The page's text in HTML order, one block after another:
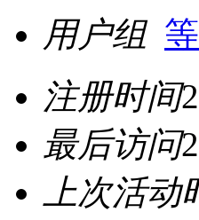
用户组
注册时间
最后访问
上次活动